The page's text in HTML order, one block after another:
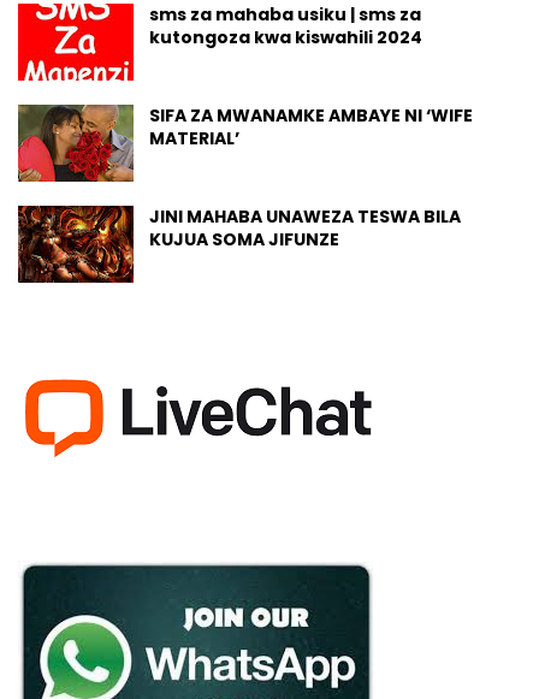
sms za mahaba usiku | sms za
kutongoza kwa kiswahili 2024
SIFA ZA MWANAMKE AMBAYE NI ‘WIFE
MATERIAL’
JINI MAHABA UNAWEZA TESWA BILA
KUJUA SOMA JIFUNZE